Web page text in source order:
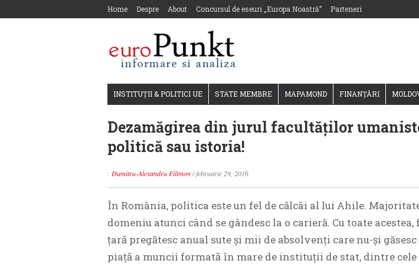
Home Despre About Concursul de eseuri „Europa Noastră” Parteneri
INSTITUȚII & POLITICI UE STATE MEMBRE MAPAMOND FINANȚĂRI
Dezamăgirea din jurul facultăţilor
politică sau istoria!
: Dumitru-Alexandru Filimon/februarie 29, 2016
În România, politica este un fel de călcâi al lui Ahile.
domeniu atunci când se gândesc la o carieră. Cu toate
ţară pregătesc anual sute şi mii de absolvenţi care nu-şi
piaţă a muncii formată în mare de instituţii de stat, dintre